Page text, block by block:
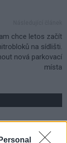
chce letos začít
na sídlišti.
nová parkovací
místa
sází na